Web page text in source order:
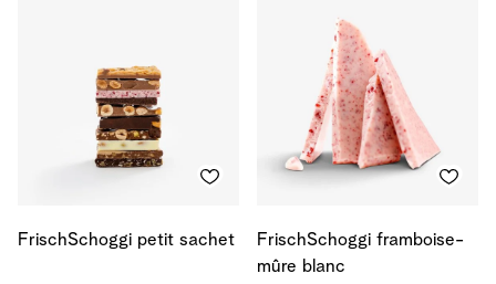
FrischSchoggi petit sachet
FrischSchoggi framboise-
mûre blanc